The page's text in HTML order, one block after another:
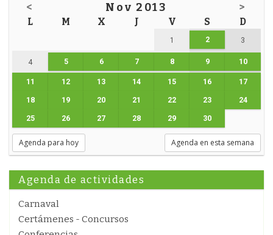
< Nov 2013 >
L M X J V S D
1 2 3
4 5 6 7 8 9 10
11 12 13 14 15 16 17
18 19 20 21 22 23 24
25 26 27 28 29 30
Agenda para hoy Agenda en esta semana
Agenda de actividades
Carnaval
Certámenes - Concursos